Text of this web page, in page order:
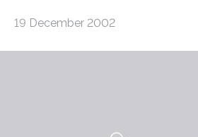
19 December 2002